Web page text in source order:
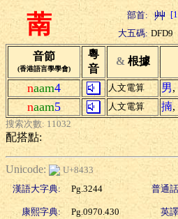
萳 部首:
大五碼: DFD9
音節
(香港語言學學會)
粵
音
& 根據
naam4 人文電算 男,
naam5 人文電算 揇,
搜索次數: 11032
配搭點:
Unicode:
U+8433
漢語大字典:
Pg.3244 普通
康熙字典: Pg.0970.430 英